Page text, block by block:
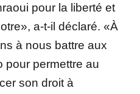
pour la liberté et
a-t-il déclaré. «À
à nous battre aux
pour permettre au
son droit à